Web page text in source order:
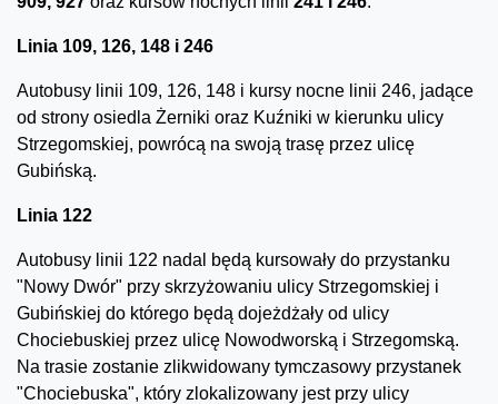
Linia 109, 126, 148 i 246
Autobusy linii 109, 126, 148 i kursy nocne linii 246, jadące
od strony osiedla Żerniki oraz Kuźniki w kierunku ulicy
Strzegomskiej, powrócą na swoją trasę przez ulicę
Gubińską.
Linia 122
Autobusy linii 122 nadal będą kursowały do przystanku
"Nowy Dwór" przy skrzyżowaniu ulicy Strzegomskiej i
Gubińskiej do którego będą dojeżdżały od ulicy
Chociebuskiej przez ulicę Nowodworską i Strzegomską.
Na trasie zostanie zlikwidowany tymczasowy przystanek
"Chociebuska", który zlokalizowany jest przy ulicy